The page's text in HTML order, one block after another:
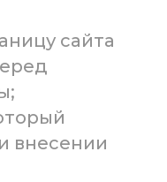
сайта
внесении